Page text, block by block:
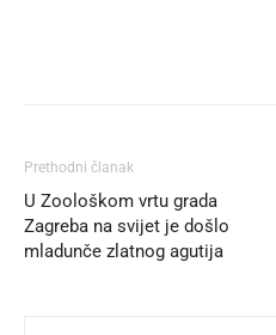
Prethodni članak
U Zoološkom vrtu grada
Zagreba na svijet je došlo
mladunče zlatnog agutija